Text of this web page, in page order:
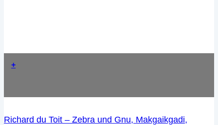
+
Richard du Toit – Zebra und Gnu, Makgaikgadi,